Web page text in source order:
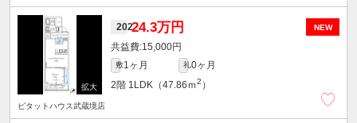
NEW
20224.3万円
15,000円
敷1ヶ月 礼0ヶ月
2階 1LDK（47.86ｍ2 ）
ピタットハウス武蔵境店